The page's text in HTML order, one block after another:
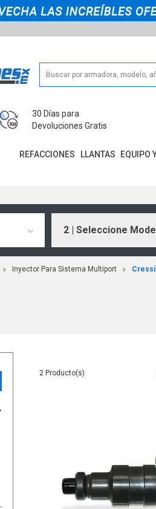
30 Días para
Devoluciones Gratis
REFACCIONES LLANTAS EQUIPO
2 | Seleccione
Inyector Para Sistema Multiport
2